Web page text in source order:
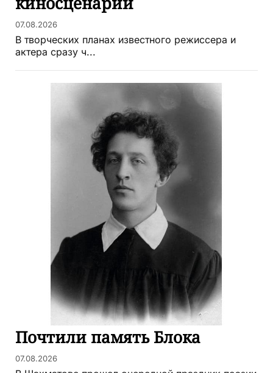
07.08.2026
В творческих планах известного режиссера и
актера сразу ч...
Почтили память Блока
07.08.2026